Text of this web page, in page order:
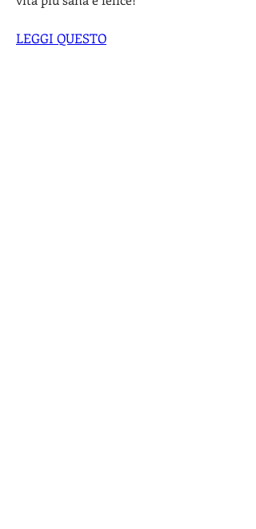
LEGGI QUESTO